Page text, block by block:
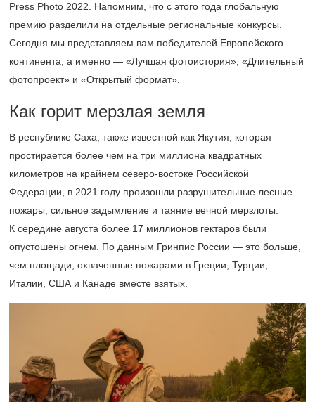
Press Photo 2022. Напомним, что с этого года глобальную
премию разделили на отдельные региональные конкурсы.
Сегодня мы представляем вам победителей Европейского
континента, а именно — «Лучшая фотоистория», «Длительный
фотопроект» и «Открытый формат».
Как горит мерзлая земля
В республике Саха, также известной как Якутия, которая
простирается более чем на три миллиона квадратных
километров на крайнем северо-востоке Российской
Федерации, в 2021 году произошли разрушительные лесные
пожары, сильное задымление и таяние вечной мерзлоты.
К середине августа более 17 миллионов гектаров были
опустошены огнем. По данным Гринпис России — это больше,
чем площади, охваченные пожарами в Греции, Турции,
Италии, США и Канаде вместе взятых.